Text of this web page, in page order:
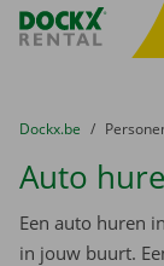
Fratello DEMO
U bevindt zich hier:
van
Dockx.be naar
Auto
Een auto huren
in jouw buurt.